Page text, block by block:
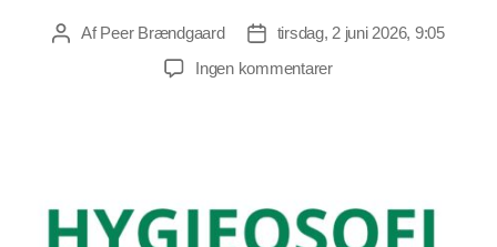
Indlægsforfatter
AfPeer Brændgaard Indlægsdato
tirsdag, 2 juni 2026, 9:05
Ingen kommentarertil